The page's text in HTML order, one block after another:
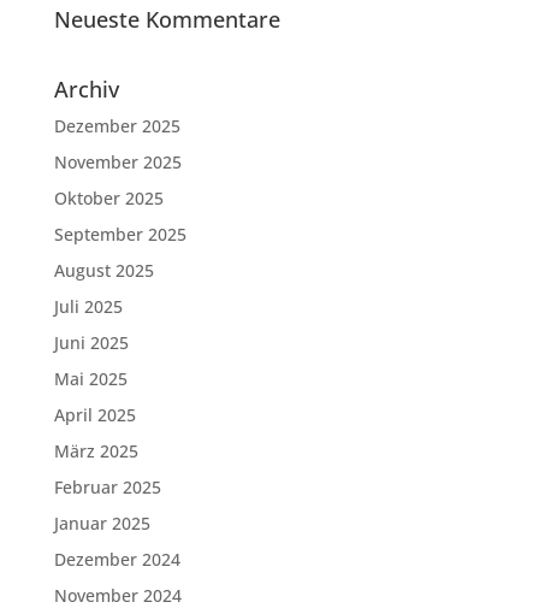
Neueste Kommentare
Archiv
Dezember 2025
November 2025
Oktober 2025
September 2025
August 2025
Juli 2025
Juni 2025
Mai 2025
April 2025
März 2025
Februar 2025
Januar 2025
Dezember 2024
November 2024